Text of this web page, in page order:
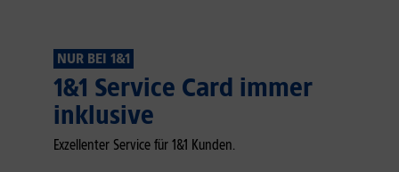
NUR BEI 1&1
1&1 Service Card immer
inklusive
Exzellenter Service für 1&1 Kunden.